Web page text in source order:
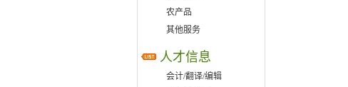
农产品
其他服务
人才信息
会计/翻译/编辑